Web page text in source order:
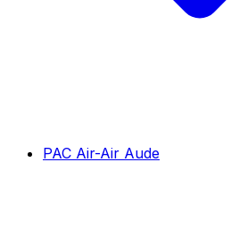
PAC Air-Air Aude